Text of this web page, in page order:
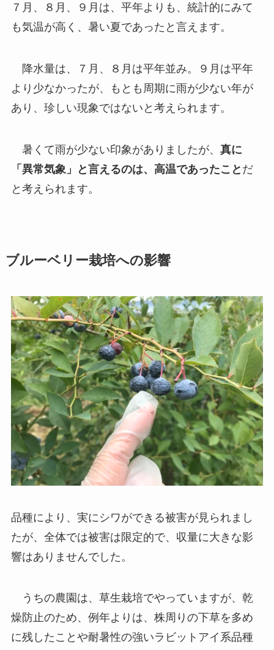
７月、８月、９月は、平年よりも、統計的にみて
も気温が高く、暑い夏であったと言えます。
降水量は、７月、８月は平年並み。９月は平年
より少なかったが、もとも周期に雨が少ない年が
あり、珍しい現象ではないと考えられます。
暑くて雨が少ない印象がありましたが、 真に
「異常気象」と言えるのは、高温であったこと だ
と考えられます。
ブルーベリー栽培への影響
品種により、実にシワができる被害が見られまし
たが、全体では被害は限定的で、収量に大きな影
響はありませんでした。
うちの農園は、草生栽培でやっていますが、乾
燥防止のため、例年よりは、株周りの下草を多め
に残したことや耐暑性の強いラビットアイ系品種